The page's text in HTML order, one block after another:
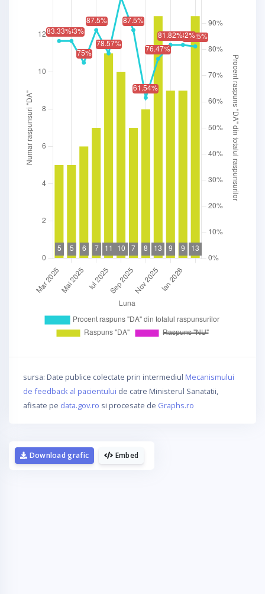
sursa: Date publice colectate prin intermediul Mecanismului
de feedback al pacientului de catre Ministerul Sanatatii,
afisate pe data.gov.ro si procesate de Graphs.ro
Embed
Download grafic